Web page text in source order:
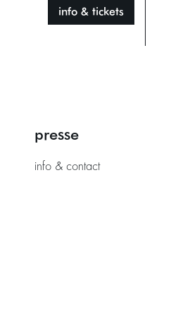
info & tickets
presse
info & contact